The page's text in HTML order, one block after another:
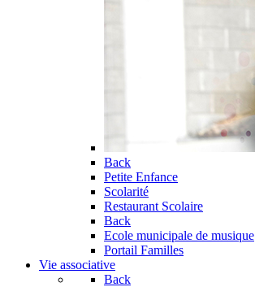
Back
Petite Enfance
Scolarité
Restaurant Scolaire
Back
Ecole municipale de musique
Portail Familles
Vie associative
Back